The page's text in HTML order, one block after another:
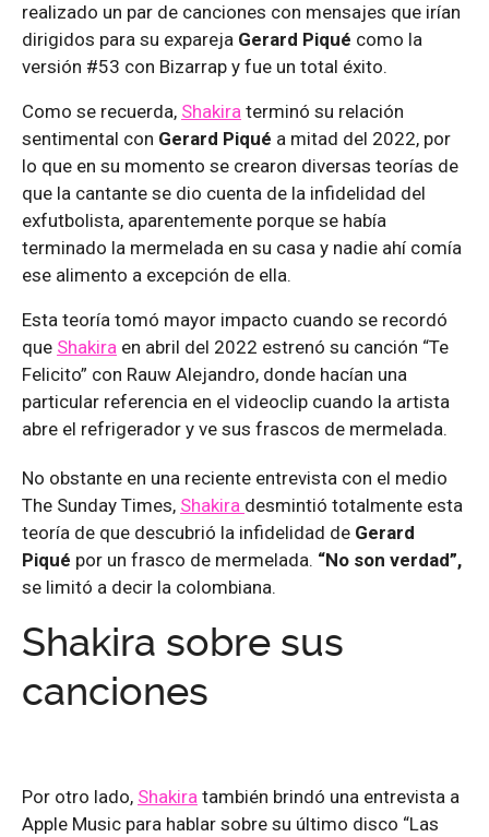
realizado un par de canciones con mensajes que irían
dirigidos para su expareja Gerard Piqué como la
versión #53 con Bizarrap y fue un total éxito.
Como se recuerda, Shakira terminó su relación
sentimental con Gerard Piqué a mitad del 2022, por
lo que en su momento se crearon diversas teorías de
que la cantante se dio cuenta de la infidelidad del
exfutbolista, aparentemente porque se había
terminado la mermelada en su casa y nadie ahí comía
ese alimento a excepción de ella.
Esta teoría tomó mayor impacto cuando se recordó
que Shakira en abril del 2022 estrenó su canción “Te
Felicito” con Rauw Alejandro, donde hacían una
particular referencia en el videoclip cuando la artista
abre el refrigerador y ve sus frascos de mermelada.
No obstante en una reciente entrevista con el medio
The Sunday Times, Shakira desmintió totalmente esta
teoría de que descubrió la infidelidad de Gerard
Piqué por un frasco de mermelada. “No son verdad”,
se limitó a decir la colombiana.
Shakira sobre sus
canciones
Por otro lado, Shakira también brindó una entrevista a
Apple Music para hablar sobre su último disco “Las